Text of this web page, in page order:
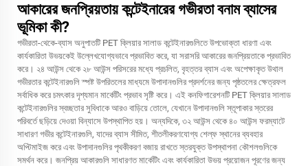
আকারের জনপ্রিয়তায় কন্টেইনারের গভীরতা বনাম ব্যাসের
ভূমিকা কী?
গভীরতা-থেকে-ব্যাস অনুপাতটি PET ক্লিয়ার সালাড কন্টেইনারগুলিতে উপভোক্তা ধারণা এবং
কার্যকারিতা উভয়কেই উল্লেখযোগ্যভাবে প্রভাবিত করে, যা সরাসরি আকারের জনপ্রিয়তাকে প্রভাবিত
করে। ২৪ আউন্স থেকে ২৮ আউন্স পরিসরের মধ্যে প্রচলিত, বৃহত্তর ব্যাস এবং অপেক্ষাকৃত উথাল
গভীরতার কন্টেইনারগুলি স্পষ্ট উপরিতলের মাধ্যমে উপাদানগুলির প্রদর্শনের জন্য পৃষ্ঠতলের ক্ষেত্রফল
সর্বাধিক করে চমৎকার দৃশ্যমান মার্কেটিং প্রভাব সৃষ্টি করে। এই কনফিগারেশনটি PET ক্লিয়ার সালাড
কন্টেইনারগুলির স্বচ্ছতার সুবিধাকে আরও বাড়িয়ে তোলে, যেখানে উপাদানগুলি স্তূপাকার স্তরের
পরিবর্তে ছড়িয়ে দেওয়া বিন্যাসে উপস্থাপিত হয়। অন্যদিকে, ৩২ আউন্স থেকে ৪০ আউন্স ফরম্যাটে
সাধারণ গভীর কন্টেইনারগুলি, যাদের ব্যাস সীমিত, শীতলীকরণযোগ্য শেল্ফ স্থানের ব্যবহার
অপ্টিমাইজ করে এবং উপাদানগুলির পৃথকীকরণ বজায় রাখতে স্তরযুক্ত উপস্থাপনা কৌশলগুলিকে
সমর্থন করে। জনপ্রিয় আকারগুলি সাধারণত মার্কেটিং এবং কার্যকারিতা উভয় প্রয়োজন পূরণের জন্য